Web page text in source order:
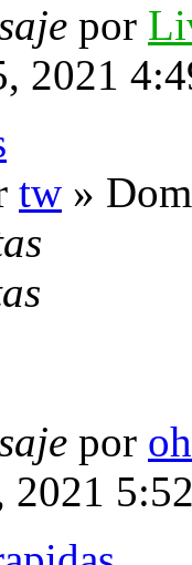
por
2021
tw »
por
2021